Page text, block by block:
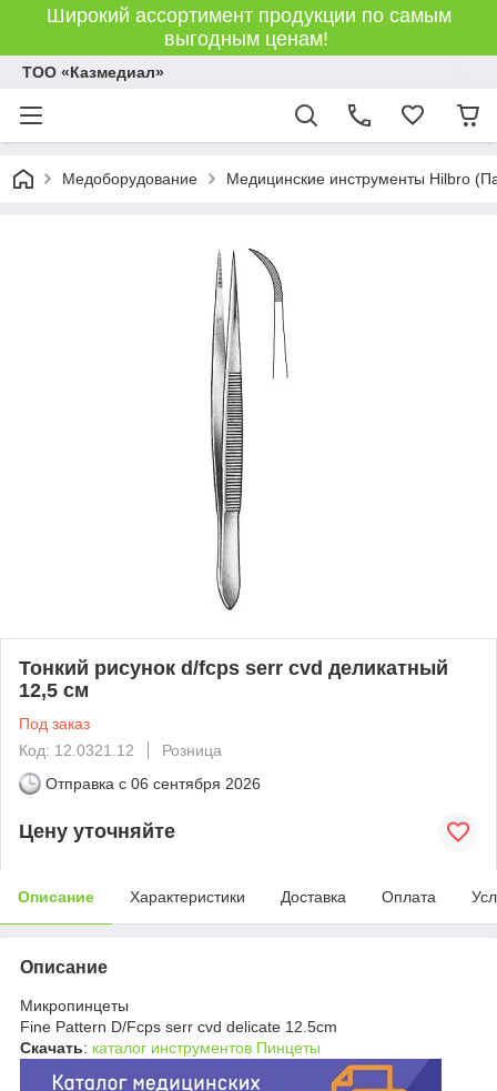
Широкий ассортимент продукции по самым
выгодным ценам!
ТОО «Казмедиал»
Медоборудование Медицинские инструменты Hilbro
Тонкий рисунок d/fcps serr cvd деликатный
12,5 см
Под заказ
Код: 12.0321.12
Розница
Отправка с 06 сентября 2026
Цену уточняйте
Описание Характеристики Доставка Оплата
Описание
Микропинцеты
Fine Pattern D/Fcps serr cvd delicate 12.5cm
Скачать: каталог инструментов Пинцеты